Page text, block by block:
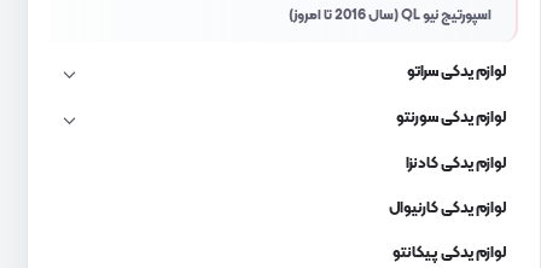
اسپورتیج نیو QL (سال 2016 تا امروز)
لوازم یدکی سراتو
لوازم یدکی سورنتو
لوازم یدکی کادنزا
لوازم یدکی کارنیوال
لوازم یدکی پیکانتو